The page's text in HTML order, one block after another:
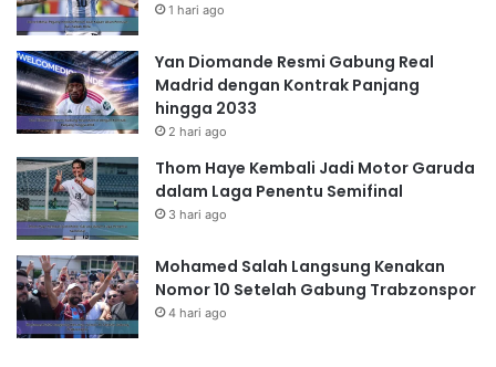
1 hari ago
Yan Diomande Resmi Gabung Real
Madrid dengan Kontrak Panjang
hingga 2033
2 hari ago
Thom Haye Kembali Jadi Motor Garuda
dalam Laga Penentu Semifinal
3 hari ago
Mohamed Salah Langsung Kenakan
Nomor 10 Setelah Gabung Trabzonspor
4 hari ago